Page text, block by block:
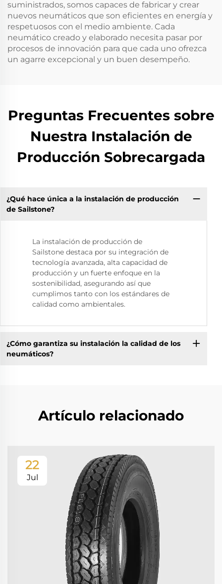
suministrados, somos capaces de fabricar y crear
nuevos neumáticos que son eficientes en energía y
respetuosos con el medio ambiente. Cada
neumático creado y elaborado necesita pasar por
procesos de innovación para que cada uno ofrezca
un agarre excepcional y un buen desempeño.
Preguntas Frecuentes sobre
Nuestra Instalación de
Producción Sobrecargada
¿Qué hace única a la instalación de producción
de Sailstone?
La instalación de producción de
Sailstone destaca por su integración de
tecnología avanzada, alta capacidad de
producción y un fuerte enfoque en la
sostenibilidad, asegurando así que
cumplimos tanto con los estándares de
calidad como ambientales.
¿Cómo garantiza su instalación la calidad de los
neumáticos?
Artículo relacionado
22
Jul